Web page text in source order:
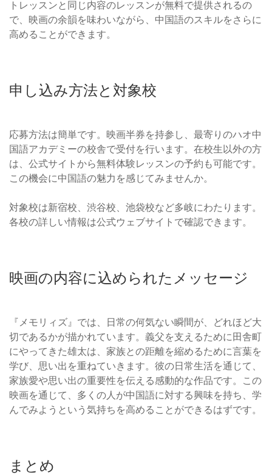
トレッスンと同じ内容のレッスンが無料で提供されるの
で、映画の余韻を味わいながら、中国語のスキルをさらに
高めることができます。
申し込み方法と対象校
応募方法は簡単です。映画半券を持参し、最寄りのハオ中
国語アカデミーの校舎で受付を行います。在校生以外の方
は、公式サイトから無料体験レッスンの予約も可能です。
この機会に中国語の魅力を感じてみませんか。
対象校は新宿校、渋谷校、池袋校など多岐にわたります。
各校の詳しい情報は公式ウェブサイトで確認できます。
映画の内容に込められたメッセージ
『メモリィズ』では、日常の何気ない瞬間が、どれほど大
切であるかが描かれています。義父を支えるために田舎町
にやってきた雄太は、家族との距離を縮めるために言葉を
学び、思い出を重ねていきます。彼の日常生活を通じて、
家族愛や思い出の重要性を伝える感動的な作品です。この
映画を通じて、多くの人が中国語に対する興味を持ち、学
んでみようという気持ちを高めることができるはずです。
まとめ